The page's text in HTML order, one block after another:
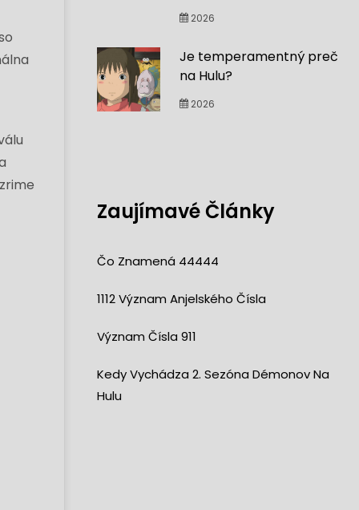
2026
Je temperamentný preč
na Hulu?
2026
Zaujímavé Články
Čo Znamená 44444
1112 Význam Anjelského Čísla
Význam Čísla 911
Kedy Vychádza 2. Sezóna Démonov Na
Hulu